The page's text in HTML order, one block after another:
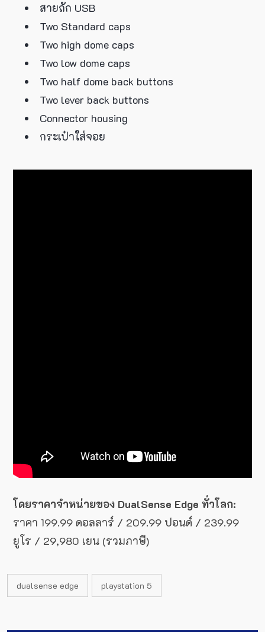
สายถัก USB
Two Standard caps
Two high dome caps
Two low dome caps
Two half dome back buttons
Two lever back buttons
Connector housing
กระเป๋าใส่จอย
โดยราคาจำหน่ายของ DualSense Edge ทั่วโลก:
ราคา 199.99 ดอลลาร์ / 209.99 ปอนด์ / 239.99
ยูโร / 29,980 เยน (รวมภาษี)
dualsense edge playstation 5